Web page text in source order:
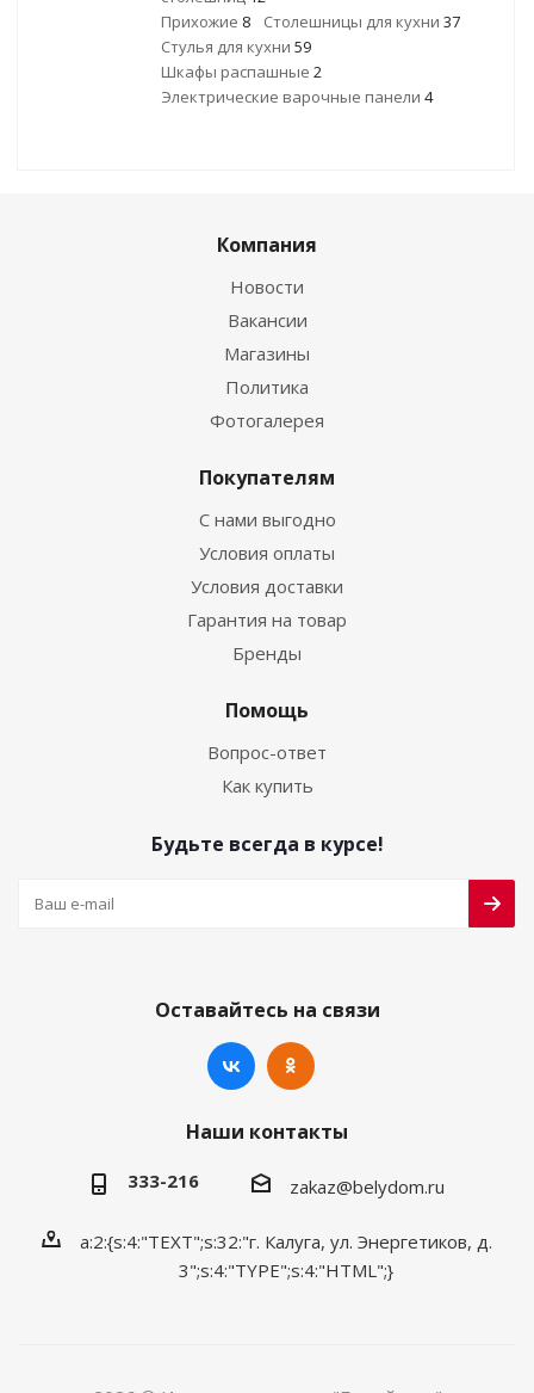
Прихожие 8 Столешницы для кухни 37
Стулья для кухни 59
Шкафы распашные 2
Электрические варочные панели 4
Компания
Новости
Вакансии
Магазины
Политика
Фотогалерея
Покупателям
С нами выгодно
Условия оплаты
Условия доставки
Гарантия на товар
Бренды
Помощь
Вопрос-ответ
Как купить
Будьте всегда в курсе!
Оставайтесь на связи
Наши контакты
333-216 zakaz@belydom.ru
a:2:{s:4:"TEXT";s:32:"г. Калуга, ул. Энергетиков, д.
3";s:4:"TYPE";s:4:"HTML";}